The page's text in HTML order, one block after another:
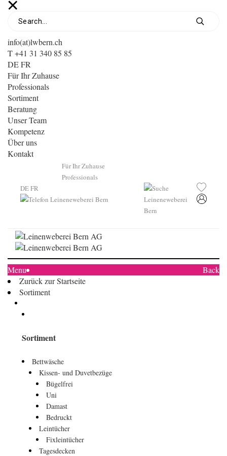
info(at)lwbern.ch
T +41 31 340 85 85
DEFR
Für Ihr Zuhause
Professionals
Sortiment
Beratung
Unser Team
Kompetenz
Über uns
Kontakt
Für Ihr Zuhause
Professionals
DEFR
Menu
Back
Zurück zur Startseite
Sortiment
Sortiment
Bettwäsche
Kissen- und Duvetbezüge
Bügelfrei
Uni
Damast
Bedruckt
Leintücher
Fixleintücher
Tagesdecken